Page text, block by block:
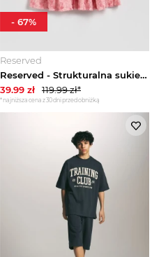
dziecięce
Reserved
Reserved - Strukturalna sukienka - różowy
39.99 zł 119.99zł*
*najniższa cena z 30 dni przed obniżką
- 67%